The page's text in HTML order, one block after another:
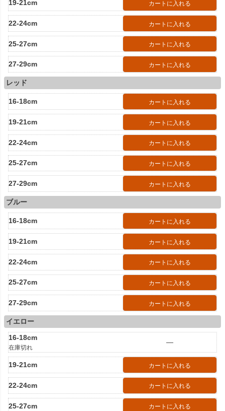
19-21cm カートに入れる
22-24cm カートに入れる
25-27cm カートに入れる
27-29cm カートに入れる
レッド
16-18cm カートに入れる
19-21cm カートに入れる
22-24cm カートに入れる
25-27cm カートに入れる
27-29cm カートに入れる
ブルー
16-18cm カートに入れる
19-21cm カートに入れる
22-24cm カートに入れる
25-27cm カートに入れる
27-29cm カートに入れる
イエロー
16-18cm
在庫切れ
—
19-21cm カートに入れる
22-24cm カートに入れる
25-27cm カートに入れる